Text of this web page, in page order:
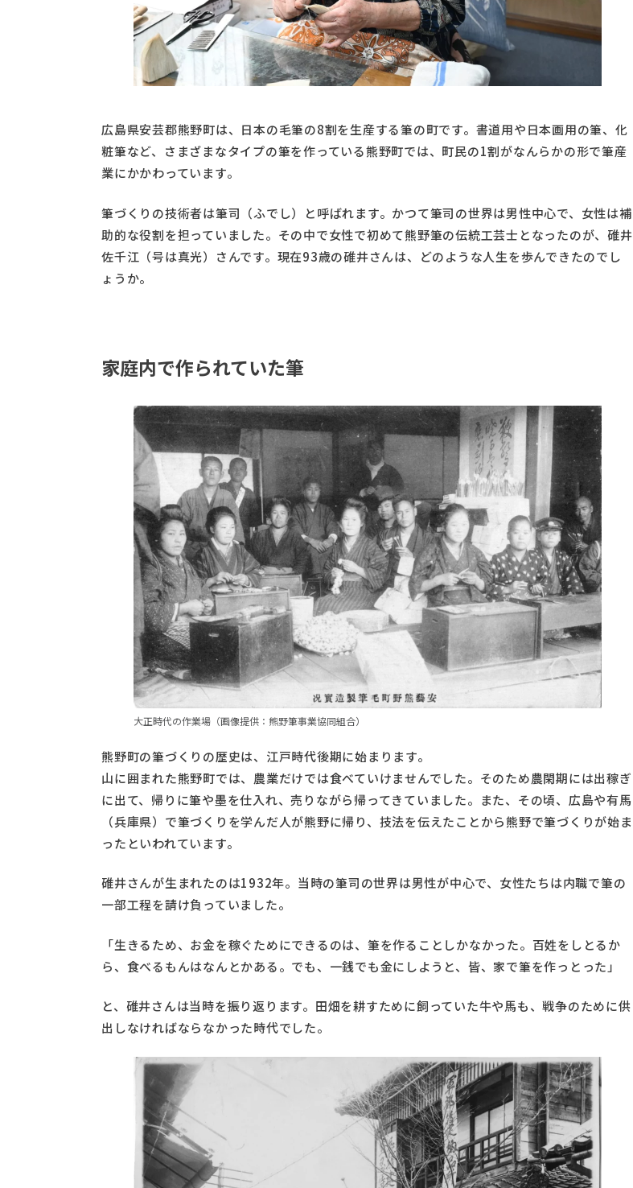
広島県安芸郡熊野町は、日本の毛筆の8割を生産する筆の町です。書道用や日本画用の筆、化
粧筆など、さまざまなタイプの筆を作っている熊野町では、町民の1割がなんらかの形で筆産
業にかかわっています。
筆づくりの技術者は筆司（ふでし）と呼ばれます。かつて筆司の世界は男性中心で、女性は補
助的な役割を担っていました。その中で女性で初めて熊野筆の伝統工芸士となったのが、碓井
佐千江（号は真光）さんです。現在93歳の碓井さんは、どのような人生を歩んできたのでし
ょうか。
家庭内で作られていた筆
大正時代の作業場（画像提供：熊野筆事業協同組合）
熊野町の筆づくりの歴史は、江戸時代後期に始まります。
山に囲まれた熊野町では、農業だけでは食べていけませんでした。そのため農閑期には出稼ぎ
に出て、帰りに筆や墨を仕入れ、売りながら帰ってきていました。また、その頃、広島や有馬
（兵庫県）で筆づくりを学んだ人が熊野に帰り、技法を伝えたことから熊野で筆づくりが始ま
ったといわれています。
碓井さんが生まれたのは1932年。当時の筆司の世界は男性が中心で、女性たちは内職で筆の
一部工程を請け負っていました。
「生きるため、お金を稼ぐためにできるのは、筆を作ることしかなかった。百姓をしとるか
ら、食べるもんはなんとかある。でも、一銭でも金にしようと、皆、家で筆を作っとった」
と、碓井さんは当時を振り返ります。田畑を耕すために飼っていた牛や馬も、戦争のために供
出しなければならなかった時代でした。